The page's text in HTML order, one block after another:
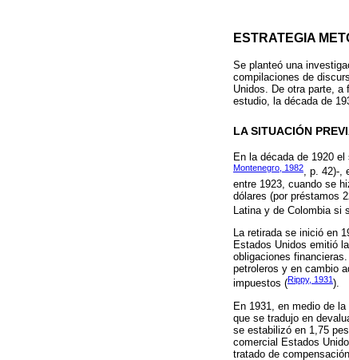
ESTRATEGIA
Se planteó una
compilaciones de
Unidos. De otra parte,
estudio, la década de
LA SITUACIÓN
En la década de 1920
Montenegro, 1982, p. 42)-,
entre 1923, cuando se
dólares (por préstamos
Latina y de Colombia si
La retirada se inició en
Estados Unidos emitió
obligaciones
petroleros y en cambio
impuestos (Rippy, 1931 ).
En 1931, en medio de
que se tradujo en
se estabilizó en 1,75
comercial Estados
tratado de